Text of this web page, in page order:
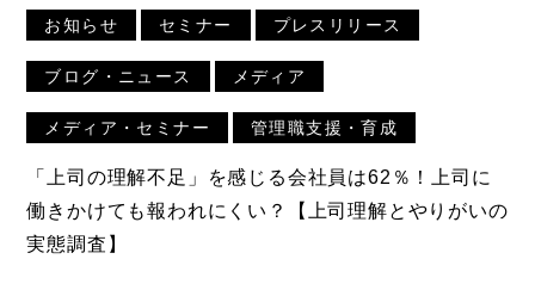
お知らせ セミナー プレスリリース
ブログ・ニュース メディア
メディア・セミナー 管理職支援・育成
「上司の理解不足」を感じる会社員は62％！上司に
働きかけても報われにくい？【上司理解とやりがいの
実態調査】